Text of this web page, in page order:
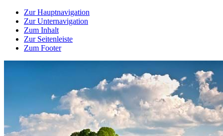
Zur Hauptnavigation
Zur Unternavigation
Zum Inhalt
Zur Seitenleiste
Zum Footer